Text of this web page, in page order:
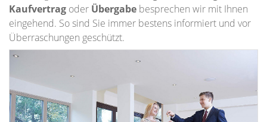
Kaufvertrag oder Übergabe besprechen wir mit Ihnen
eingehend. So sind Sie immer bestens informiert und vor
Überraschungen geschützt.